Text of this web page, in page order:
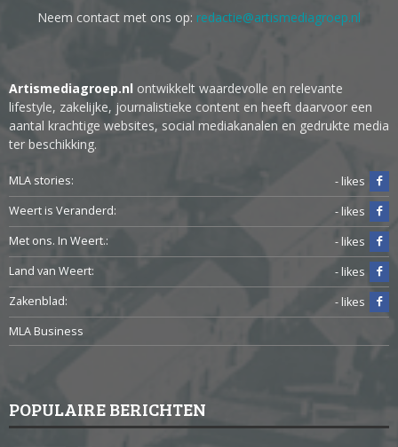
Neem contact met ons op: redactie@artismediagroep.nl
Artismediagroep.nl ontwikkelt waardevolle en relevante
lifestyle, zakelijke, journalistieke content en heeft daarvoor een
aantal krachtige websites, social mediakanalen en gedrukte media
ter beschikking.
MLA stories:
- likes
Weert is Veranderd:
- likes
Met ons. In Weert.:
- likes
Land van Weert:
- likes
Zakenblad:
- likes
MLA Business
POPULAIRE BERICHTEN